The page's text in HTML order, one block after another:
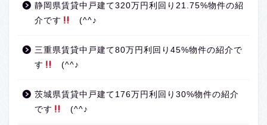
静岡県賃貸中戸建て320万円利回り21.75%物件の紹
介です
(^^♪
三重県賃貸中戸建て80万円利回り45%物件の紹介で
す
(^^♪
茨城県賃貸中戸建て176万円利回り30%物件の紹介
です
(^^♪